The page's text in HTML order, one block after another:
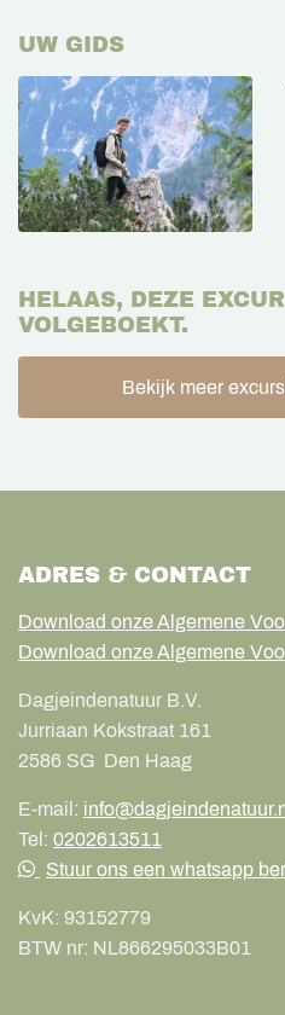
UW GIDS
HELAAS, DEZE
VOLGEBOEKT.
Bekijk meer
ADRES & CONTACT
Download onze Algemene
Download onze Algemene
Dagjeindenatuur B.V.
Jurriaan Kokstraat 161
2586 SG Den Haag
E-mail:
Tel: 0202613511
Stuur ons een whatsapp
KvK: 93152779
BTW nr: NL866295033B01